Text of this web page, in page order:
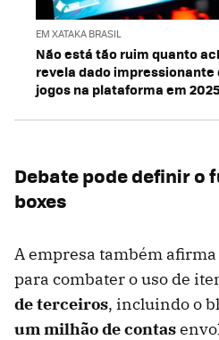
EM XATAKA BRASIL
Não está tão ruim quanto
revela dado
jogos na plataforma em 2025
Debate pode definir o
boxes
A empresa também
para combater o uso de
de terceiros, incluindo o
um milhão de contas